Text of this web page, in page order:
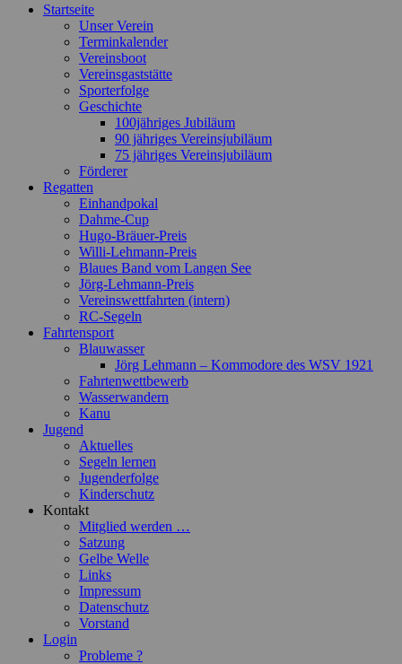
oben
Startseite
Unser Verein
Terminkalender
Vereinsboot
Vereinsgaststätte
Sporterfolge
Geschichte
100jähriges Jubiläum
90 jähriges Vereinsjubiläum
75 jähriges Vereinsjubiläum
Förderer
Regatten
Einhandpokal
Dahme-Cup
Hugo-Bräuer-Preis
Willi-Lehmann-Preis
Blaues Band vom Langen See
Jörg-Lehmann-Preis
Vereinswettfahrten (intern)
RC-Segeln
Fahrtensport
Blauwasser
Jörg Lehmann – Kommodore des WSV 1921
Fahrtenwettbewerb
Wasserwandern
Kanu
Jugend
Aktuelles
Segeln lernen
Jugenderfolge
Kinderschutz
Kontakt
Mitglied werden …
Satzung
Gelbe Welle
Links
Impressum
Datenschutz
Vorstand
Login
Probleme ?